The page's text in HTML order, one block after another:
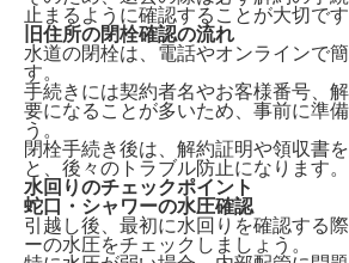
止まるように確認することが大切です
旧住所の閉栓確認の流れ
水道の閉栓は、 電話やオンラインで
す。
手続きには契約者名やお客様番号、
要になることが多いため、事前に準
う。
閉栓手続き後は、解約証明や領収書
と、後々のトラブル防止になります。
水回りのチェックポイント
蛇口・シャワーの水圧確認
引越し後、最初に水回りを確認する際
ーの水圧をチェックしましょう。